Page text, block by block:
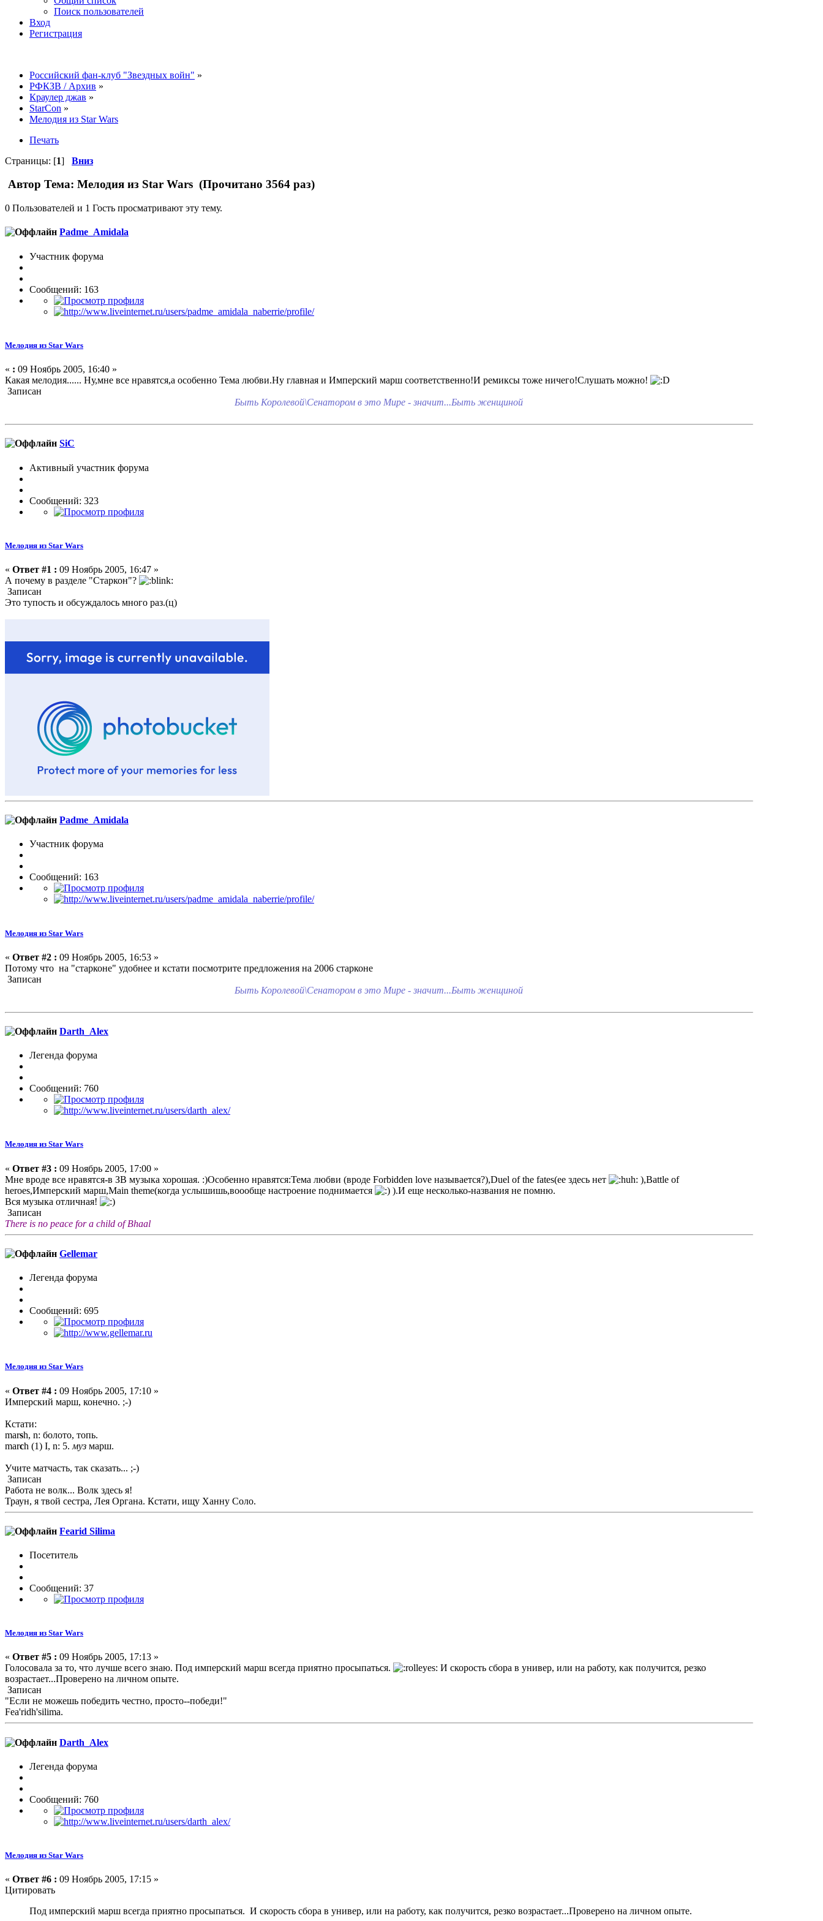
Поиск пользователей
Вход
Регистрация
Российский фан-клуб "Звездных войн" »
РФКЗВ / Архив »
Краулер джав »
StarCon »
Мелодия из Star Wars
Печать
Страницы: [1] Вниз
Автор Тема: Мелодия из Star Wars (Прочитано 3564 раз)
0 Пользователей и 1 Гость просматривают эту тему.
Padme_Amidala
Участник форума
Сообщений: 163
Мелодия из Star Wars
« : 09 Ноябрь 2005, 16:40 »
Какая мелодия...... Ну,мне все нравятся,а особенно Тема любви.Ну главная и Имперский марш соответственно!И ремиксы тоже ничего!Слушать можно!
Записан
Быть Королевой\Сенатором в это Мире - значит...Быть женщиной
SiC
Активный участник форума
Сообщений: 323
Мелодия из Star Wars
« Ответ #1 : 09 Ноябрь 2005, 16:47 »
А почему в разделе "Старкон"?
Записан
Это тупость и обсуждалось много раз.(ц)
Padme_Amidala
Участник форума
Сообщений: 163
Мелодия из Star Wars
« Ответ #2 : 09 Ноябрь 2005, 16:53 »
Потому что на "старконе" удобнее и кстати посмотрите предложения на 2006 старконе
Записан
Быть Королевой\Сенатором в это Мире - значит...Быть женщиной
Darth_Alex
Легенда форума
Сообщений: 760
Мелодия из Star Wars
« Ответ #3 : 09 Ноябрь 2005, 17:00 »
Мне вроде все нравятся-в ЗВ музыка хорошая. :)Особенно нравятся:Тема любви (вроде Forbidden love называется?),Duel of the fates(ее здесь нет
),Battle of
heroes,Имперский марш,Main theme(когда услышишь,воообще настроение поднимается
).И еще несколько-названия не помню.
Вся музыка отличная!
Записан
There is no peace for a child of Bhaal
Gellemar
Легенда форума
Сообщений: 695
Мелодия из Star Wars
« Ответ #4 : 09 Ноябрь 2005, 17:10 »
Имперский марш, конечно. ;-)
Кстати:
marsh, n: болото, топь.
march (1) I, n: 5. муз марш.
Учите матчасть, так сказать... ;-)
Записан
Работа не волк... Волк здесь я!
Траун, я твой сестра, Лея Органа. Кстати, ищу Ханну Соло.
Fearid Silima
Посетитель
Сообщений: 37
Мелодия из Star Wars
« Ответ #5 : 09 Ноябрь 2005, 17:13 »
Голосовала за то, что лучше всего знаю. Под имперский марш всегда приятно просыпаться.
И скорость сбора в универ, или на работу, как получится, резко
возрастает...Проверено на личном опыте.
Записан
"Если не можешь победить честно, просто--победи!"
Fea'ridh'silima.
Darth_Alex
Легенда форума
Сообщений: 760
Мелодия из Star Wars
« Ответ #6 : 09 Ноябрь 2005, 17:15 »
Цитировать
Под имперский марш всегда приятно просыпаться. И скорость сбора в универ, или на работу, как получится, резко возрастает...Проверено на личном опыте.